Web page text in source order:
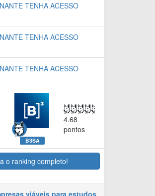
TENHA ACESSO
TENHA ACESSO
TENHA ACESSO
B3SA
4.68
pontos
o ranking completo!